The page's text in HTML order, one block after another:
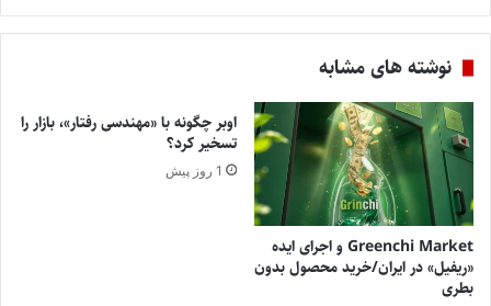
نوشته های مشابه
Greenchi Market و اجرای ایده
«ریفیل» در ایران/خرید محصول بدون
بطری
اوبر چگونه با «مهندسی رفتار»، بازار را
تسخیر کرد؟
1 روز پیش